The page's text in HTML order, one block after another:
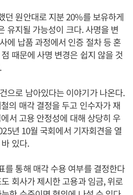
던 원안대로 지분 20%를 보유하게
유지될 가능성이 크다. 사명을 변
에 납품 과정에서 인증 절차 등 혼
때문에 사명 변경은 쉽지 않을 것
으로 남아있다는 이야기가 나온다.
의 매각 결정을 두고 인수자가 재
서 고용 안정성에 대해 상당히 우
년 10월 국회에서 기자회견을 열
있다.
를 통해 매각 수용 여부를 결정한다
회사가 제시한 고용과 임금, 위로